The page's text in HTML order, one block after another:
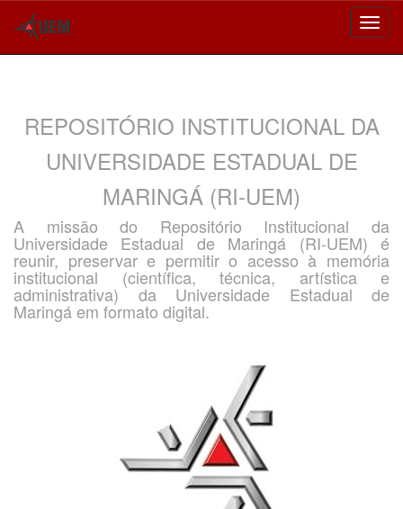
REPOSITÓRIO INSTITUCIONAL DA
UNIVERSIDADE ESTADUAL DE
MARINGÁ (RI-UEM)
A missão do Repositório Institucional da
Universidade Estadual de Maringá (RI-UEM) é
reunir, preservar e permitir o acesso à memória
institucional (científica, técnica, artística e
administrativa) da Universidade Estadual de
Maringá em formato digital.